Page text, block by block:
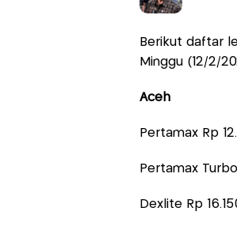
Berikut daftar
Minggu (12/2/
Aceh
Pertamax Rp
Pertamax
Dexlite Rp